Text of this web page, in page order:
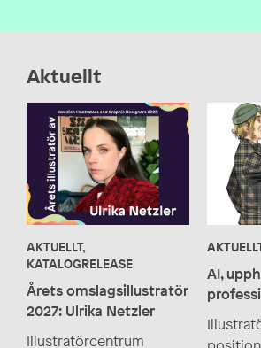
Aktuellt
AKTUELLT,
KATALOGRELEASE
Årets omslagsillustratör
2027: Ulrika Netzler
Illustratörcentrum
AI,